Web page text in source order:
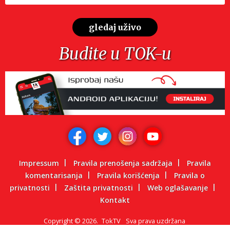
gledaj uživo
Budite u TOK-u
Impressum Pravila prenošenja sadržaja
Pravila
komentarisanja
Pravila korišćenja
Pravila o
privatnosti
Zaštita privatnosti
Web oglašavanje
Kontakt
Copyright © 2026. TokTV Sva prava uzdržana